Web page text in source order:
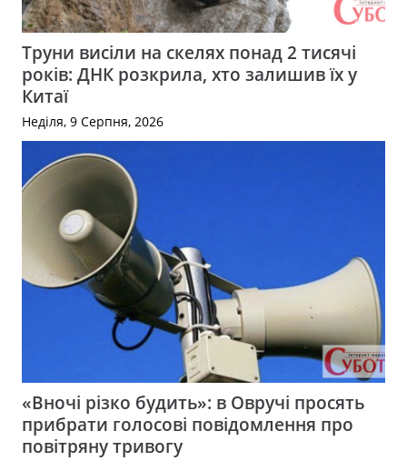
Труни висіли на скелях понад 2 тисячі
років: ДНК розкрила, хто залишив їх у
Китаї
Неділя, 9 Серпня, 2026
«Вночі різко будить»: в Овручі просять
прибрати голосові повідомлення про
повітряну тривогу